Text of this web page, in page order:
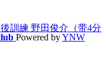
Powered byYNW